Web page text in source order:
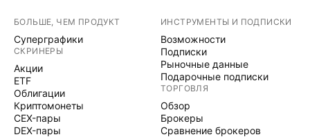
БОЛЬШЕ, ЧЕМ ПРОДУКТ
Суперграфики
СКРИНЕРЫ
Акции
ETF
Облигации
Криптомонеты
CEX-пары
DEX-пары
ИНСТРУМЕНТЫ И ПОДПИСКИ
Возможности
Подписки
Рыночные данные
Подарочные подписки
ТОРГОВЛЯ
Обзор
Брокеры
Сравнение брокеров